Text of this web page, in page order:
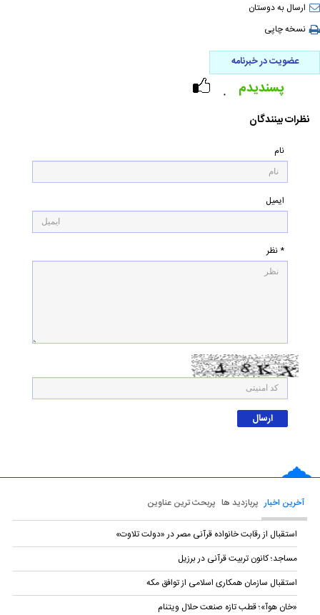
ارسال به دوستان
نسخه چاپی
عضویت در خبرنامه
۰ پسندیدم
نظرات بینندگان
نام
ایمیل
* نظر
آخرین اخبار پربازدید ها پربحث ترین عناوین
استقبال از رقابت خانواده قرآنی مصر در «دولت تلاوت»
مساجد؛ کانون تربیت قرآنی در برزیل
استقبال سازمان همکاری اسلامی از توافق مکه
«خان هوآ»؛ قطب تازه صنعت حلال ویتنام